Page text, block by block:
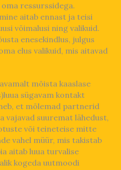
ressurssidega.
aitab ennast ja teisi
võimalusi ning valikuid.
enesekindlus, julgus
elus valikuid, mis aitavad
mõista kaaslase
sügavam kontakt
et mõlemad partnerid
vajavad suuremat lähedust,
või teineteise mitte
vahel müür, mis takistab
aitab luua turvalise
kogeda uutmoodi